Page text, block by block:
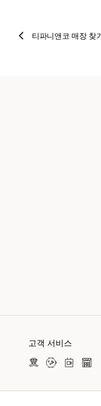
티파니앤코 매장 찾기
고객 서비스